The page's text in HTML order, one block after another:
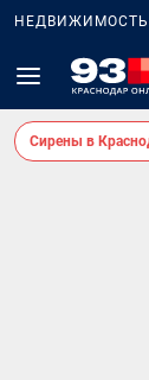
НЕДВИЖИМОСТЬ
Сирены в